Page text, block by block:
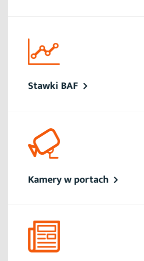
Stawki BAF
Kamery w portach